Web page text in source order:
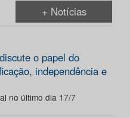
+ Notícias
o papel do
independência e
no último dia 17/7